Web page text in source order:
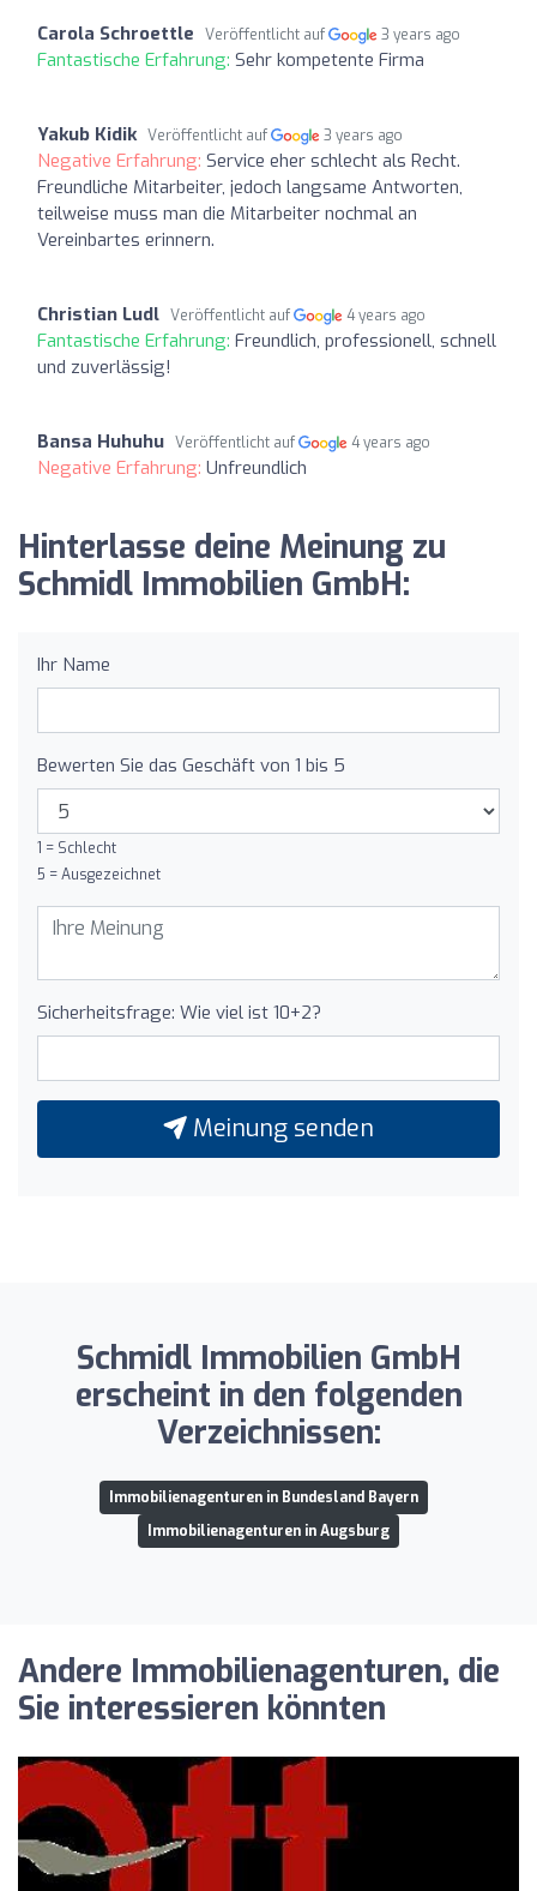
Carola Schroettle Veröffentlicht auf 3 years ago
Fantastische Erfahrung: Sehr kompetente Firma
Yakub Kidik Veröffentlicht auf 3 years ago
Negative Erfahrung: Service eher schlecht als Recht.
Freundliche Mitarbeiter, jedoch langsame Antworten,
teilweise muss man die Mitarbeiter nochmal an
Vereinbartes erinnern.
Christian Ludl Veröffentlicht auf 4 years ago
Fantastische Erfahrung: Freundlich, professionell, schnell
und zuverlässig!
Bansa Huhuhu Veröffentlicht auf 4 years ago
Negative Erfahrung: Unfreundlich
Hinterlasse deine Meinung zu
Schmidl Immobilien GmbH:
Ihr Name
Bewerten Sie das Geschäft von 1 bis 5
1 = Schlecht
5 = Ausgezeichnet
Sicherheitsfrage: Wie viel ist 10+2?
Meinung senden
Schmidl Immobilien GmbH
erscheint in den folgenden
Verzeichnissen:
Immobilienagenturen in Bundesland Bayern
Immobilienagenturen in Augsburg
Andere Immobilienagenturen, die
Sie interessieren könnten